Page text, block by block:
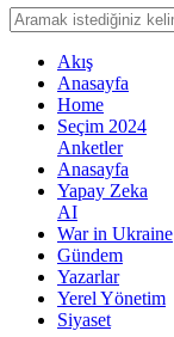
Akış
Anasayfa
Home
Seçim 2024
Anketler
Anasayfa
Yapay Zeka
AI
War in Ukraine
Gündem
Yazarlar
Yerel Yönetim
Siyaset